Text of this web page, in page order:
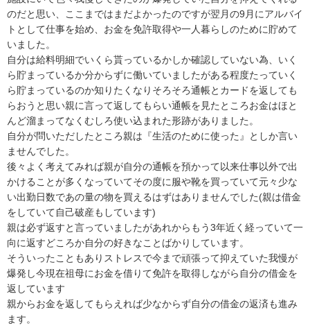
のだと思い、ここまではまだよかったのですが翌月の9月にアルバイ
トとして仕事を始め、お金を免許取得や一人暮らしのために貯めて
いました。
自分は給料明細でいくら貰っているかしか確認していない為、いく
ら貯まっているか分からずに働いていましたがある程度たっていく
ら貯まっているのか知りたくなりそろそろ通帳とカードを返しても
らおうと思い親に言って返してもらい通帳を見たところお金はほと
んど溜まってなくむしろ使い込まれた形跡がありました。
自分が問いただしたところ親は『生活のために使った』としか言い
ませんでした。
後々よく考えてみれば親が自分の通帳を預かって以来仕事以外で出
かけることが多くなっていてその度に服や靴を買っていて元々少な
い出勤日数であの量の物を買えるはずはありませんでした(親は借金
をしていて自己破産もしています)
親は必ず返すと言っていましたがあれからもう3年近く経っていて一
向に返すどころか自分の好きなことばかりしています。
そういったこともありストレスで今まで頑張って抑えていた我慢が
爆発し今現在祖母にお金を借りて免許を取得しながら自分の借金を
返しています
親からお金を返してもらえれば少なからず自分の借金の返済も進み
ます。